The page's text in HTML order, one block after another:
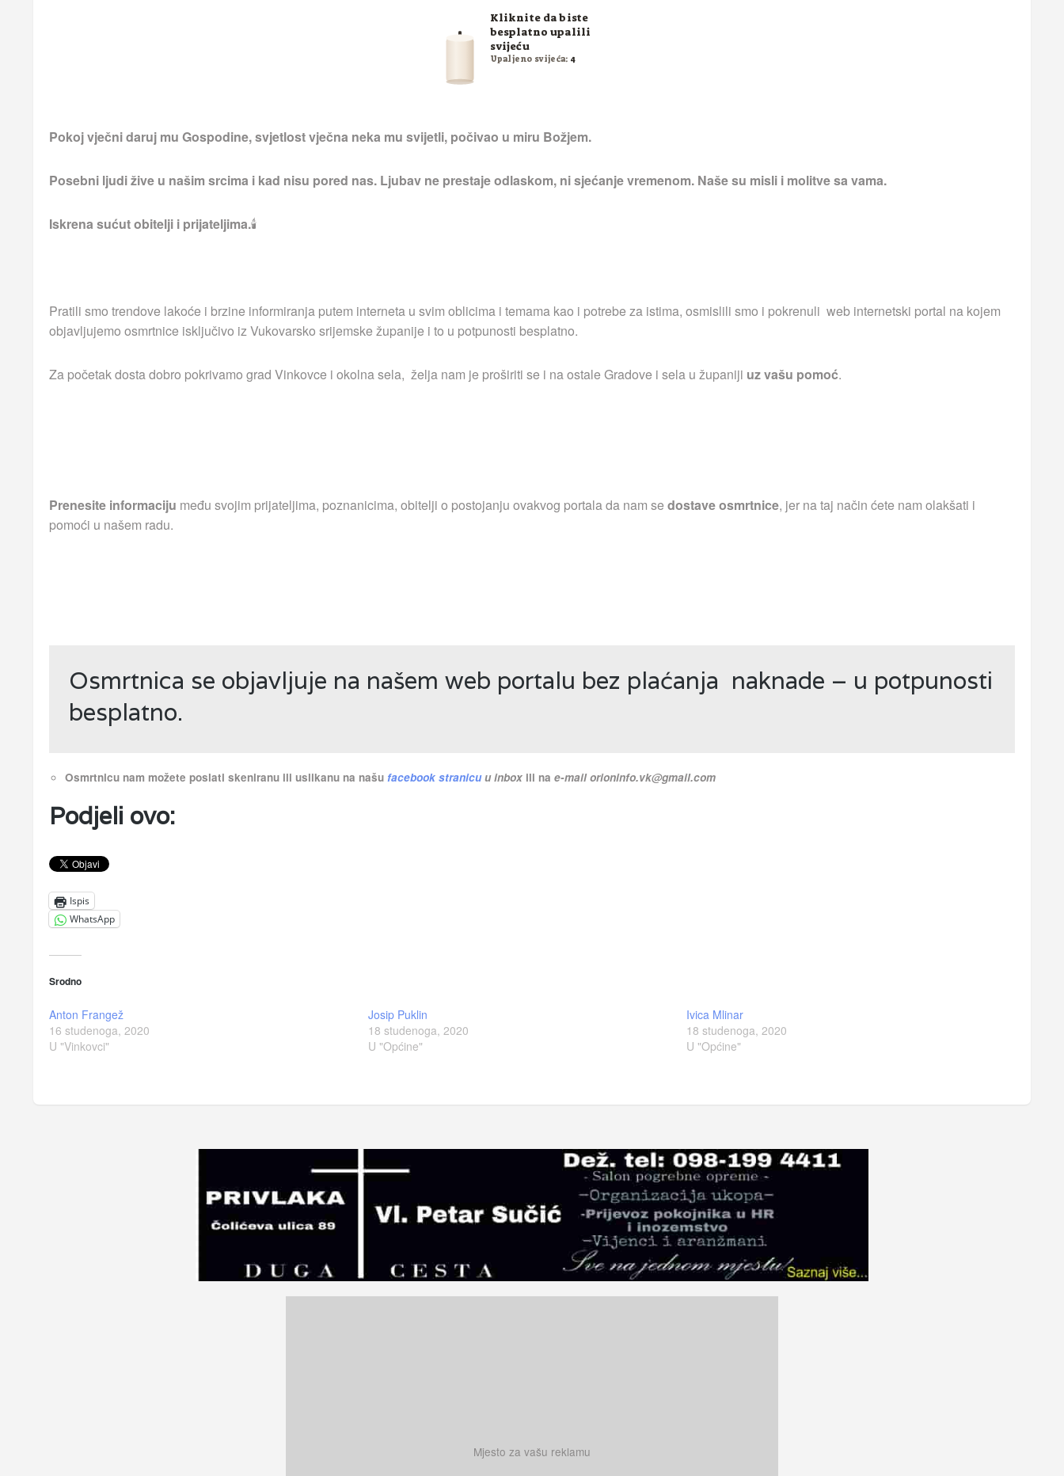
Kliknite da biste
besplatno upalili
svijeću
Upaljeno svijeća: 4
Pokoj vječni daruj mu Gospodine, svjetlost vječna neka mu svijetli, počivao u miru Božjem.
Posebni ljudi žive u našim srcima i kad nisu pored nas. Ljubav ne prestaje odlaskom, ni sjećanje vremenom. Naše su misli i molitve sa vama.
Iskrena sućut obitelji i prijateljima.🕯
Pratili smo trendove lakoće i brzine informiranja putem interneta u svim oblicima i temama kao i potrebe za istima, osmislili smo i pokrenuli web internetski portal na kojem
objavljujemo osmrtnice isključivo iz Vukovarsko srijemske županije i to u potpunosti besplatno.
Za početak dosta dobro pokrivamo grad Vinkovce i okolna sela, želja nam je proširiti se i na ostale Gradove i sela u županiji uz vašu pomoć.
Prenesite informaciju među svojim prijateljima, poznanicima, obitelji o postojanju ovakvog portala da nam sedostave osmrtnice, jer na taj način ćete nam olakšati i
pomoći u našem radu.
Osmrtnica se objavljuje na našem web portalu bez plaćanja naknade – u potpunosti
besplatno.
Osmrtnicu nam možete poslati skeniranu ili uslikanu na našufacebook stranicuu inbox ili nae-mailorioninfo.vk@gmail.com
Podjeli ovo:
Ispis
WhatsApp
Srodno
Anton Frangež
16 studenoga, 2020
U "Vinkovci"
Josip Puklin
18 studenoga, 2020
U "Općine"
Ivica Mlinar
18 studenoga, 2020
U "Općine"
Mjesto za vašu reklamu